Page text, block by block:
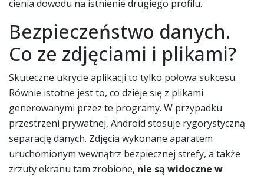
cienia dowodu na istnienie drugiego profilu.
Bezpieczeństwo danych.
Co ze zdjęciami i plikami?
Skuteczne ukrycie aplikacji to tylko połowa sukcesu.
Równie istotne jest to, co dzieje się z plikami
generowanymi przez te programy. W przypadku
przestrzeni prywatnej, Android stosuje rygorystyczną
separację danych. Zdjęcia wykonane aparatem
uruchomionym wewnątrz bezpiecznej strefy, a także
zrzuty ekranu tam zrobione, nie są widoczne w